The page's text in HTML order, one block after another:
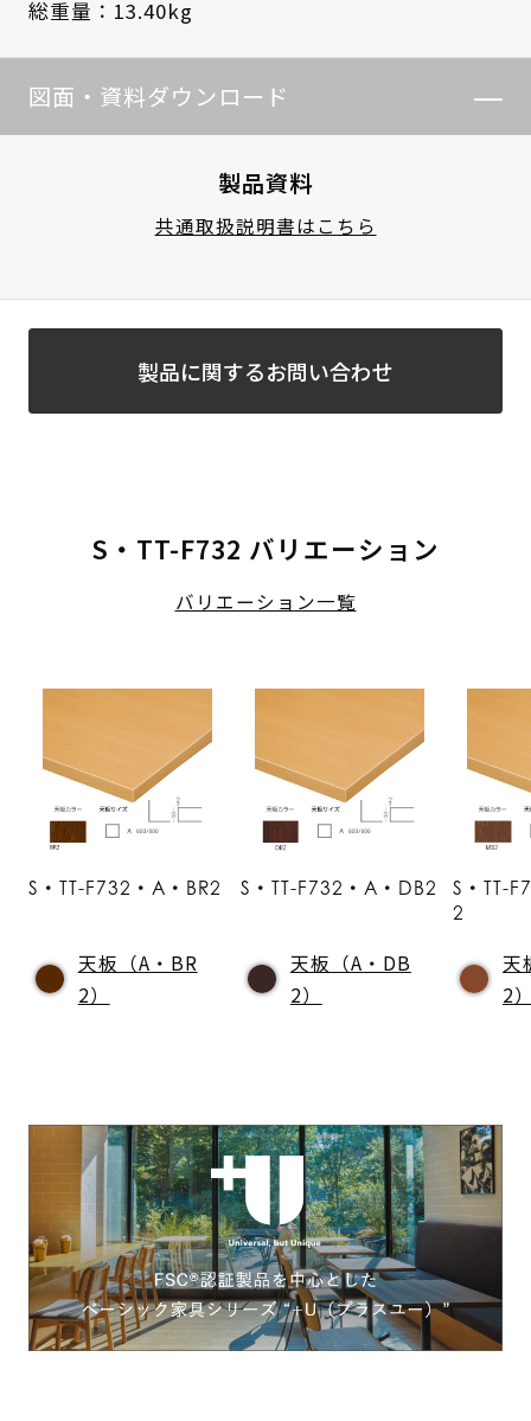
総重量：13.40kg
図面・資料ダウンロード
製品資料
共通取扱説明書はこちら
製品に関するお問い合わせ
S・TT-F732 バリエーション
バリエーション一覧
S・TT-F732・A・BR2
天板（A・BR
2）
S・TT-F732・A・DB2
天板（A・DB
2）
S・TT-
2
天
2